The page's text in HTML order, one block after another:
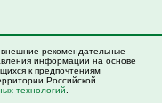
рекомендательные
информации на основе
к предпочтениям
Российской
технологий